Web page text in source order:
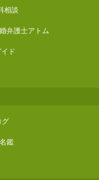
相談
弁護士アトム
ド
グ
鑑